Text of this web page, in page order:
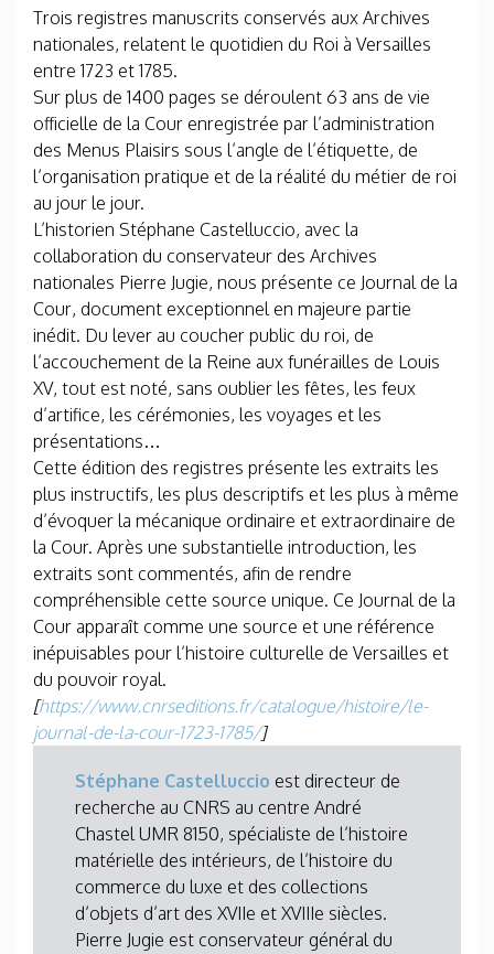
Trois registres manuscrits conservés aux Archives
nationales, relatent le quotidien du Roi à Versailles
entre 1723 et 1785.
Sur plus de 1400 pages se déroulent 63 ans de vie
officielle de la Cour enregistrée par l’administration
des Menus Plaisirs sous l’angle de l’étiquette, de
l’organisation pratique et de la réalité du métier de roi
au jour le jour.
L’historien Stéphane Castelluccio, avec la
collaboration du conservateur des Archives
nationales Pierre Jugie, nous présente ce Journal de la
Cour, document exceptionnel en majeure partie
inédit. Du lever au coucher public du roi, de
l’accouchement de la Reine aux funérailles de Louis
XV, tout est noté, sans oublier les fêtes, les feux
d’artifice, les cérémonies, les voyages et les
présentations…
Cette édition des registres présente les extraits les
plus instructifs, les plus descriptifs et les plus à même
d’évoquer la mécanique ordinaire et extraordinaire de
la Cour. Après une substantielle introduction, les
extraits sont commentés, afin de rendre
compréhensible cette source unique. Ce Journal de la
Cour apparaît comme une source et une référence
inépuisables pour l’histoire culturelle de Versailles et
du pouvoir royal.
[https://www.cnrseditions.fr/catalogue/histoire/le-
journal-de-la-cour-1723-1785/]
Stéphane Castelluccio est directeur de
recherche au CNRS au centre André
Chastel UMR 8150, spécialiste de l’histoire
matérielle des intérieurs, de l’histoire du
commerce du luxe et des collections
d’objets d’art des XVIIe et XVIIIe siècles.
Pierre Jugie est conservateur général du